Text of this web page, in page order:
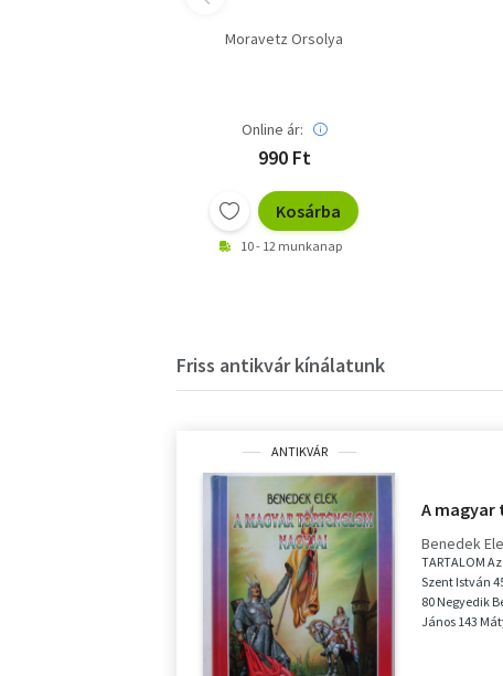
Moravetz Orsolya
Online ár:
990 Ft
Kosárba
10 - 12 munkanap
Friss antikvár kínálatunk
ANTIKVÁR
A magyar
Benedek
TARTALOM
Szent István
80 Negyedik
János 143